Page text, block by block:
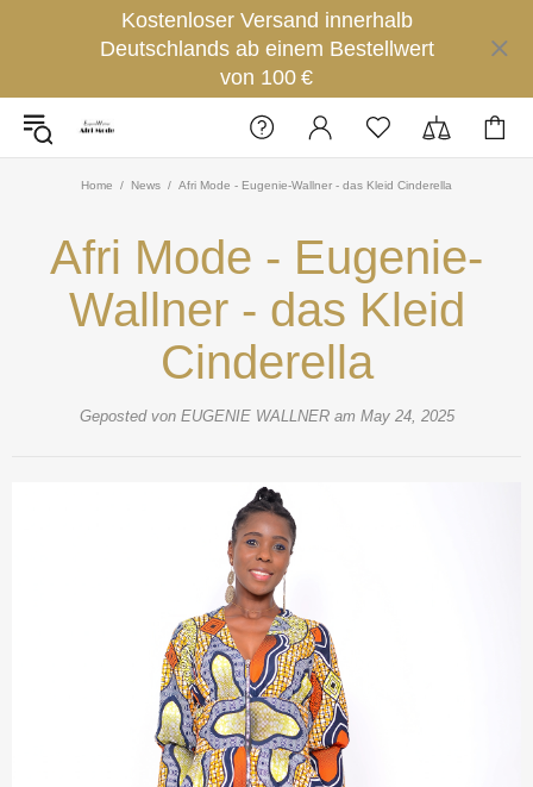
Kostenloser Versand innerhalb
Deutschlands ab einem Bestellwert
von 100 €
Home News Afri Mode - Eugenie-Wallner - das Kleid Cinderella
Afri Mode - Eugenie-
Wallner - das Kleid
Cinderella
Geposted von EUGENIE WALLNER am May 24, 2025